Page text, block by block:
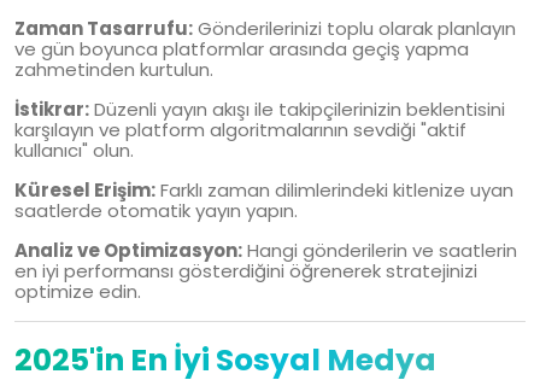
Zaman Tasarrufu:Gönderilerinizi toplu olarak planlayın
ve gün boyunca platformlar arasında geçiş yapma
zahmetinden kurtulun.
İstikrar:Düzenli yayın akışı ile takipçilerinizin beklentisini
karşılayın ve platform algoritmalarının sevdiği "aktif
kullanıcı" olun.
Küresel Erişim:Farklı zaman dilimlerindeki kitlenize uyan
saatlerde otomatik yayın yapın.
Analiz ve Optimizasyon:Hangi gönderilerin ve saatlerin
en iyi performansı gösterdiğini öğrenerek stratejinizi
optimize edin.
2025'in En İyi Sosyal Medya